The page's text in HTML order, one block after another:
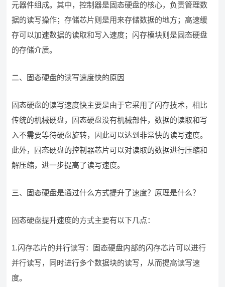
元器件组成。其中，控制器是固态硬盘的核心，负责管理数
据的读写操作；存储芯片则是用来存储数据的地方；高速缓
存可以加速数据的读取和写入速度；闪存模块则是固态硬盘
的存储介质。
二、固态硬盘的读写速度快的原因
固态硬盘的读写速度快主要是由于它采用了闪存技术，相比
传统的机械硬盘，固态硬盘没有机械部件，数据的读取和写
入不需要等待硬盘旋转，因此可以达到非常快的读写速度。
此外，固态硬盘的控制器芯片可以对读取的数据进行压缩和
解压缩，进一步提高了读写速度。
三、固态硬盘是通过什么方式提升了速度？原理是什么？
固态硬盘提升速度的方式主要有以下几点：
1.闪存芯片的并行读写：固态硬盘内部的闪存芯片可以进行
并行读写，同时进行多个数据块的读写，从而提高读写速
度。